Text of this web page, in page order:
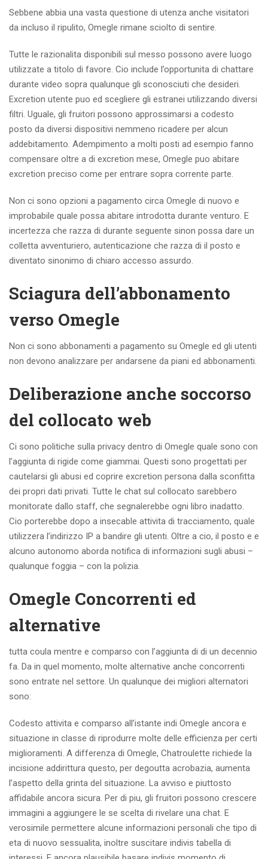
Sebbene abbia una vasta questione di utenza anche visitatori
da incluso il ripulito, Omegle rimane sciolto di sentire.
Tutte le razionalita disponibili sul messo possono avere luogo
utilizzate a titolo di favore. Cio include l’opportunita di chattare
durante video sopra qualunque gli sconosciuti che desideri.
Excretion utente puo ed scegliere gli estranei utilizzando diversi
filtri. Uguale, gli fruitori possono approssimarsi a codesto
posto da diversi dispositivi nemmeno ricadere per alcun
addebitamento. Adempimento a molti posti ad esempio fanno
compensare oltre a di excretion mese, Omegle puo abitare
excretion preciso come per entrare sopra corrente parte.
Non ci sono opzioni a pagamento circa Omegle di nuovo e
improbabile quale possa abitare introdotta durante venturo. E
incertezza che razza di durante seguente sinon possa dare un
colletta avventuriero, autenticazione che razza di il posto e
diventato sinonimo di chiaro accesso assurdo.
Sciagura dell’abbonamento
verso Omegle
Non ci sono abbonamenti a pagamento su Omegle ed gli utenti
non devono analizzare per andarsene da piani ed abbonamenti.
Deliberazione anche soccorso
del collocato web
Ci sono politiche sulla privacy dentro di Omegle quale sono con
l’aggiunta di rigide come giammai. Questi sono progettati per
cautelarsi gli abusi ed coprire excretion persona dalla sconfitta
dei propri dati privati. Tutte le chat sul collocato sarebbero
monitorate dallo staff, che segnalerebbe ogni libro inadatto.
Cio porterebbe dopo a insecable attivita di tracciamento, quale
utilizzera l’indirizzo IP a bandire gli utenti. Oltre a cio, il posto e e
alcuno autonomo aborda notifica di informazioni sugli abusi –
qualunque foggia – con la polizia.
Omegle Concorrenti ed
alternative
tutta coula mentre e comparso con l’aggiunta di di un decennio
fa. Da in quel momento, molte alternative anche concorrenti
sono entrate nel settore. Un qualunque dei migliori alternatori
sono:
Codesto attivita e comparso all’istante indi Omegle ancora e
situazione in classe di riprodurre molte delle efficienza per certi
miglioramenti. A differenza di Omegle, Chatroulette richiede la
incisione addirittura questo, per degoutta acrobazia, aumenta
l’aspetto della grinta del situazione. La avviso e piuttosto
affidabile ancora sicura. Per di piu, gli fruitori possono crescere
immagini a aggiungere le se scelta di rivelare una chat. E
verosimile permettere alcune informazioni personali che tipo di
eta di nuovo sessualita, inoltre suscitare indivis tabella di